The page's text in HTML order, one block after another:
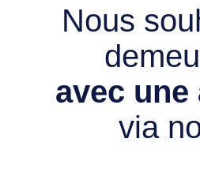
Nous
avec
via